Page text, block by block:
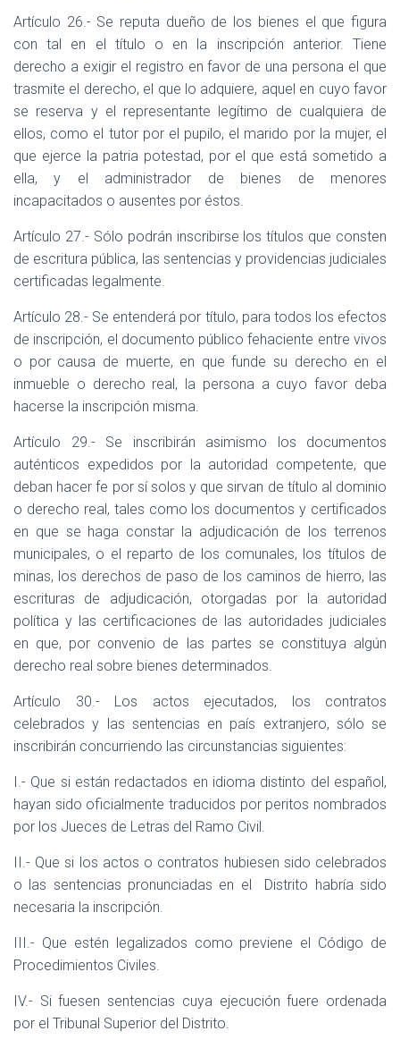
Artículo 26.- Se reputa dueño de los bienes el que figura
con tal en el título o en la inscripción anterior. Tiene
derecho a exigir el registro en favor de una persona el que
trasmite el derecho, el que lo adquiere, aquel en cuyo favor
se reserva y el representante legítimo de cualquiera de
ellos, como el tutor por el pupilo, el marido por la mujer, el
que ejerce la patria potestad, por el que está sometido a
ella, y el administrador de bienes de menores
incapacitados o ausentes por éstos.
Artículo 27.- Sólo podrán inscribirse los títulos que consten
de escritura pública, las sentencias y providencias judiciales
certificadas legalmente.
Artículo 28.- Se entenderá por título, para todos los efectos
de inscripción, el documento público fehaciente entre vivos
o por causa de muerte, en que funde su derecho en el
inmueble o derecho real, la persona a cuyo favor deba
hacerse la inscripción misma.
Artículo 29.- Se inscribirán asimismo los documentos
auténticos expedidos por la autoridad competente, que
deban hacer fe por sí solos y que sirvan de título al dominio
o derecho real, tales como los documentos y certificados
en que se haga constar la adjudicación de los terrenos
municipales, o el reparto de los comunales, los títulos de
minas, los derechos de paso de los caminos de hierro, las
escrituras de adjudicación, otorgadas por la autoridad
política y las certificaciones de las autoridades judiciales
en que, por convenio de las partes se constituya algún
derecho real sobre bienes determinados.
Artículo 30.- Los actos ejecutados, los contratos
celebrados y las sentencias en país extranjero, sólo se
inscribirán concurriendo las circunstancias siguientes:
I.- Que si están redactados en idioma distinto del español,
hayan sido oficialmente traducidos por peritos nombrados
por los Jueces de Letras del Ramo Civil.
II.- Que si los actos o contratos hubiesen sido celebrados
o las sentencias pronunciadas en el
Distrito habría sido
necesaria la inscripción.
III.- Que estén legalizados como previene el Código de
Procedimientos Civiles.
IV.- Si fuesen sentencias cuya ejecución fuere ordenada
por el Tribunal Superior del Distrito.